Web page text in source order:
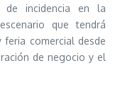
de incidencia en la
que tendrá
feria comercial desde
de negocio y el